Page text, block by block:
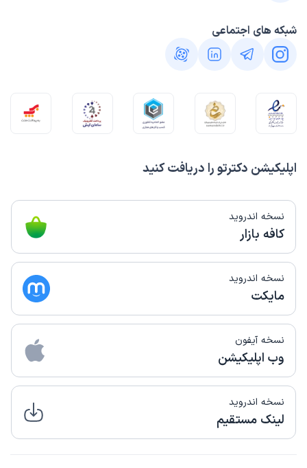
اپلیکیشن دکترتو را دریافت کنید
نسخه اندروید
کافه بازار
نسخه اندروید
مایکت
نسخه آیفون
وب اپلیکیشن
نسخه اندروید
لینک مستقیم
شبکه های اجتماعی